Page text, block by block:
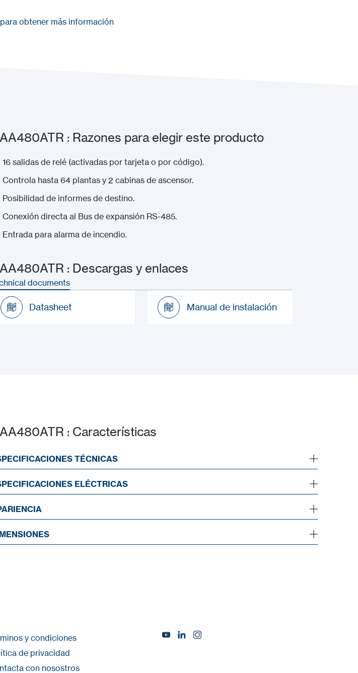
obtener más información
: Razones para elegir este producto
16 salidas de relé (activadas por tarjeta o por código).
Controla hasta 64 plantas y 2 cabinas de ascensor.
Posibilidad de informes de destino.
Conexión directa al Bus de expansión RS-485.
Entrada para alarma de incendio.
: Descargas y enlaces
documents
Datasheet Manual de instalación
: Características
TÉCNICAS
ELÉCTRICAS
y condiciones
de privacidad
con nosostros